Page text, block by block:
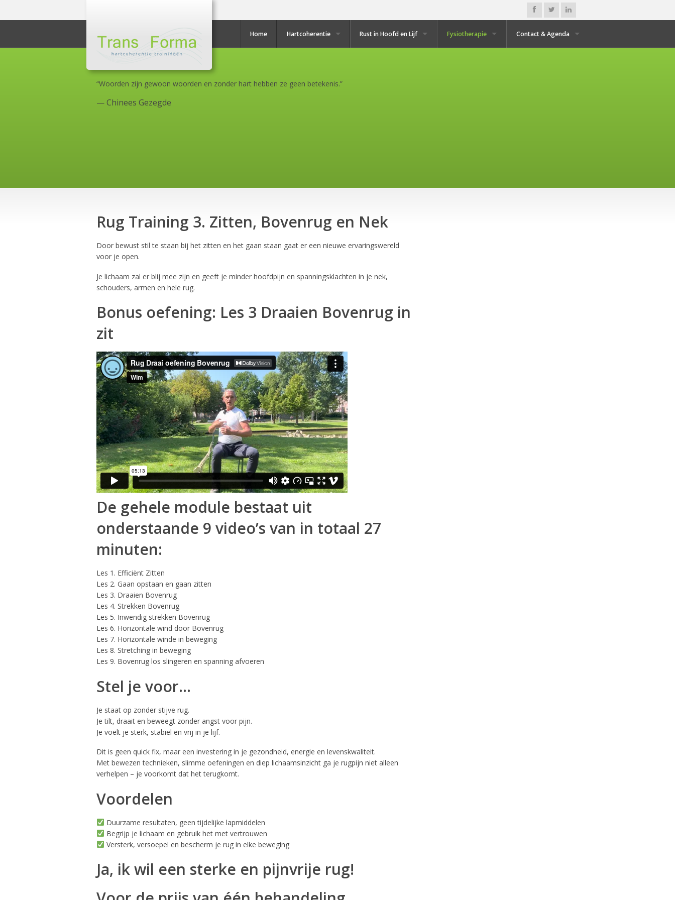
Home Hartcoherentie Rust in Hoofd en Lijf Fysiotherapie Contact & Agenda
“Woorden zijn gewoon woorden en zonder hart hebben ze geen betekenis.”
—Chinees Gezegde
Rug Training 3. Zitten, Bovenrug en Nek
Door bewust stil te staan bij het zitten en het gaan staan gaat er een nieuwe ervaringswereld
voor je open.
Je lichaam zal er blij mee zijn en geeft je minder hoofdpijn en spanningsklachten in je nek,
schouders, armen en hele rug.
Bonus oefening: Les 3 Draaien Bovenrug in
zit
De gehele module bestaat uit
onderstaande 9 video’s van in totaal 27
minuten:
Les 1. Efficiënt Zitten
Les 2. Gaan opstaan en gaan zitten
Les 3. Draaien Bovenrug
Les 4. Strekken Bovenrug
Les 5. Inwendig strekken Bovenrug
Les 6. Horizontale wind door Bovenrug
Les 7. Horizontale winde in beweging
Les 8. Stretching in beweging
Les 9. Bovenrug los slingeren en spanning afvoeren
Stel je voor…
Je staat op zonder stijve rug.
Je tilt, draait en beweegt zonder angst voor pijn.
Je voelt je sterk, stabiel en vrij in je lijf.
Dit is geen quick fix, maar een investering in je gezondheid, energie en levenskwaliteit.
Met bewezen technieken, slimme oefeningen en diep lichaamsinzicht ga je rugpijn niet alleen
verhelpen – je voorkomt dat het terugkomt.
Voordelen
Duurzame resultaten, geen tijdelijke lapmiddelen
Begrijp je lichaam en gebruik het met vertrouwen
Versterk, versoepel en bescherm je rug in elke beweging
Ja, ik wil een sterke en pijnvrije rug!